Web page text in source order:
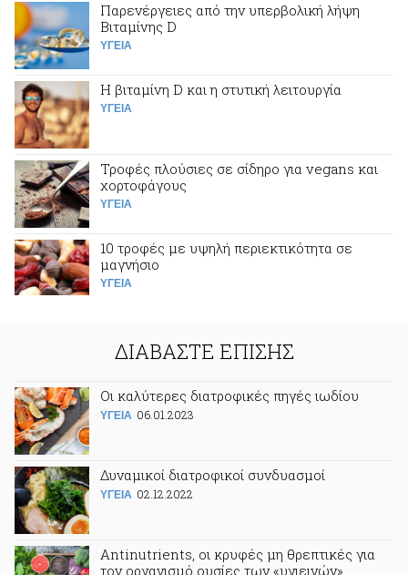
Παρενέργειες από την υπερβολική λήψη
Βιταμίνης D
ΥΓΕΙΑ
Η βιταμίνη D και η στυτική λειτουργία
ΥΓΕΙΑ
Τροφές πλούσιες σε σίδηρο για vegans και
χορτοφάγους
ΥΓΕΙΑ
10 τροφές με υψηλή περιεκτικότητα σε
μαγνήσιο
ΥΓΕΙΑ
ΔΙΑΒΑΣΤΕ ΕΠΙΣΗΣ
Οι καλύτερες διατροφικές πηγές ιωδίου
ΥΓΕΙΑ 06.01.2023
Δυναμικοί διατροφικοί συνδυασμοί
ΥΓΕΙΑ 02.12.2022
Antinutrients, οι κρυφές μη θρεπτικές για
τον οργανισμό ουσίες των «υγιεινών»